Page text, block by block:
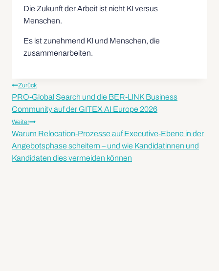
Die Zukunft der Arbeit ist nicht KI versus
Menschen.
Es ist zunehmend KI und Menschen, die
zusammenarbeiten.
Zurück
PRO-Global Search und die BER-LINK Business
Community auf der GITEX AI Europe 2026
Weiter
Warum Relocation-Prozesse auf Executive-Ebene in der
Angebotsphase scheitern – und wie Kandidatinnen und
Kandidaten dies vermeiden können